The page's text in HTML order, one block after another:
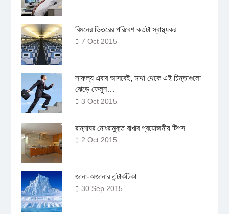
বিমনের ভিতরের পরিবেশ কতটা স্বাস্থ্যকর
7 Oct 2015
সাফল্য এবার আসবেই, মাথা থেকে এই চিন্তাগুলো
ঝেড়ে ফেলুন…
3 Oct 2015
রান্নাঘর নোংরামুক্ত রাখার প্রয়োজনীয় টিপস
2 Oct 2015
জানা-অজানার এন্টার্কটিকা
30 Sep 2015